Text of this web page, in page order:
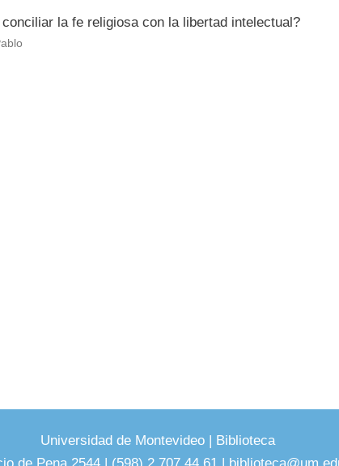
conciliar la fe religiosa con la libertad intelectual?
Universidad de Montevideo | Biblioteca